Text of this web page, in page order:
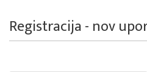
Registracija - nov